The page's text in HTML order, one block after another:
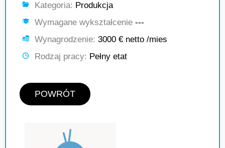
Kategoria: Produkcja
Wymagane wykształcenie ---
Wynagrodzenie: 3000 € netto /mies
Rodzaj pracy: Pełny etat
POWRÓT